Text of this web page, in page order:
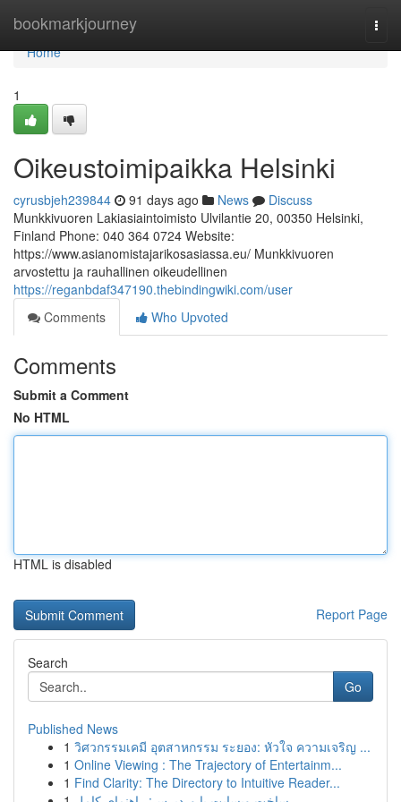
bookmarkjourney
Home
Home
1
Oikeustoimipaikka Helsinki
cyrusbjeh239844 91 days ago News
Discuss
Munkkivuoren Lakiasiaintoimisto Ulvilantie 20, 00350 Helsinki,
Finland Phone: 040 364 0724 Website:
https://www.asianomistajarikosasiassa.eu/ Munkkivuoren
arvostettu ja rauhallinen oikeudellinen
https://reganbdaf347190.thebindingwiki.com/user
Comments
Who Upvoted
Comments
Submit a Comment
No HTML
HTML is disabled
Report Page
Search
Go
Published News
1 วิศวกรรมเคมี อุตสาหกรรม ระยอง: หัวใจ ความเจริญ ...
1 Online Viewing : The Trajectory of Entertainm...
1 Find Clarity: The Directory to Intuitive Reader...